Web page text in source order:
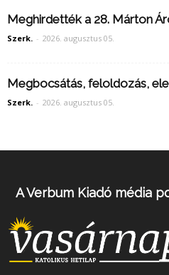
Meghirdették a 28. Márton
Szerk. - 2026. augusztus 05.
Megbocsátás, feloldozás,
Szerk. - 2026. augusztus 05.
A Verbum Kiadó média